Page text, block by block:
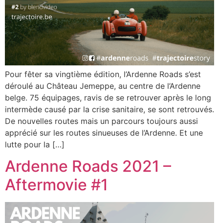
Pour fêter sa vingtième édition, l’Ardenne Roads s’est
déroulé au Château Jemeppe, au centre de l’Ardenne
belge. 75 équipages, ravis de se retrouver après le long
intermède causé par la crise sanitaire, se sont retrouvés.
De nouvelles routes mais un parcours toujours aussi
apprécié sur les routes sinueuses de l’Ardenne. Et une
lutte pour la […]
Ardenne Roads 2021 –
Aftermovie #1